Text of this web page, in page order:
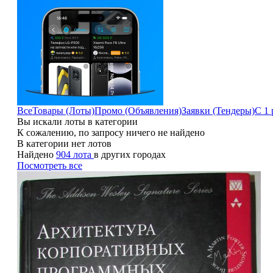
ВсеТовары (Лоты)Промо (Объявления)Заявки (Тендеры)С 1
Вы искали лоты в категории
К сожалению, по запросу ничего не найдено
В категории нет лотов
Найдено 904 лота в других городах
Посмотреть все